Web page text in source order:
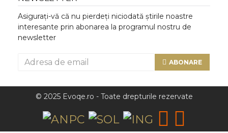
Asigurați-vă că nu pierdeți niciodată știrile noastre
interesante prin abonarea la programul nostru de
newsletter
ABONARE
© 2025 Evoqe.ro - Toate drepturile rezervate